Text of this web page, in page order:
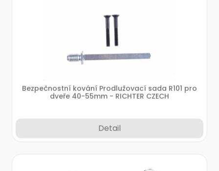
Bezpečnostní kování Prodlužovací sada R101 pro
dveře 40-55mm - RICHTER CZECH
Detail